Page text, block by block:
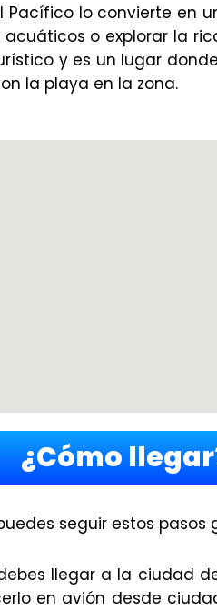
lo convierte en
o explorar la
y es un lugar
la playa en la zona.
¿Cómo
seguir estos pasos
llegar a la ciudad
en avión desde